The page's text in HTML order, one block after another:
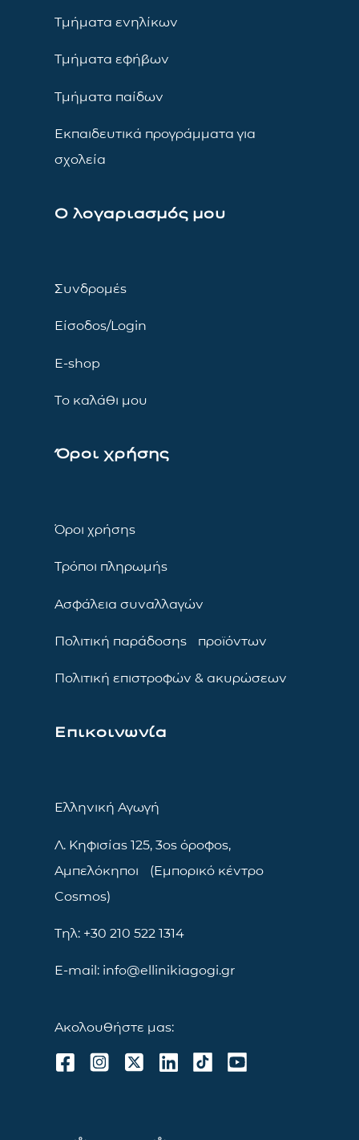
Τμήματα ενηλίκων
Τμήματα εφήβων
Τμήματα παίδων
Εκπαιδευτικά προγράμματα για
σχολεία
Ο λογαριασμός μου
Συνδρομές
Είσοδος/Login
E-shop
Το καλάθι μου
Όροι χρήσης
Όροι χρήσης
Τρόποι πληρωμής
Ασφάλεια συναλλαγών
Πολιτική παράδοσης προϊόντων
Πολιτική επιστροφών & ακυρώσεων
Επικοινωνία
Ελληνική Αγωγή
Λ. Κηφισίας 125, 3ος όροφος,
Αμπελόκηποι (Εμπορικό κέντρο
Cosmos)
Τηλ: +30 210 522 1314
E-mail: info@ellinikiagogi.gr
Ακολουθήστε μας: